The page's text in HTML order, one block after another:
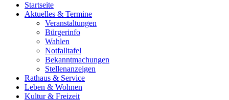
Startseite
Aktuelles & Termine
Veranstaltungen
Bürgerinfo
Wahlen
Notfalltafel
Bekanntmachungen
Stellenanzeigen
Rathaus & Service
Leben & Wohnen
Kultur & Freizeit